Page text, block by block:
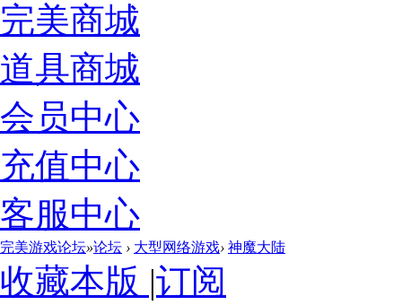
完美商城
道具商城
会员中心
充值中心
客服中心
完美游戏论坛»论坛 › 大型网络游戏› 神魔大陆
收藏本版 |订阅